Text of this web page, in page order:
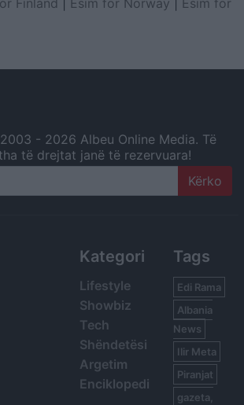
Finland Esim for Norway
Esim for
- 2026 Albeu Online Media. Të
të drejtat janë të rezervuara!
Kategori
Lifestyle
Showbiz
Tech
Shëndetësi
Argetim
Enciklopedi
Tags
Edi Rama
Albania
News
Ilir Meta
Piranjat
gazeta,